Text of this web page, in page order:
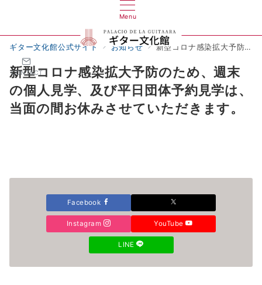
Menu
CONTACT
ギター文化館公式サイト お知らせ 新型コロナ感染拡大予防のため、週末の個人見学、及び平日団体予約見学は、当面の間お休みさせていただきます。
新型コロナ感染拡大予防のため、週末
の個人見学、及び平日団体予約見学は、
当面の間お休みさせていただきます。
Facebook
Instagram YouTube
LINE